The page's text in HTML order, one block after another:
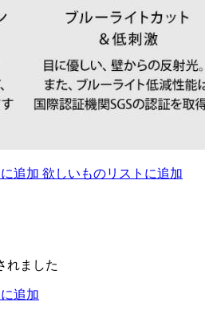
欲しいものリストに追加
れました